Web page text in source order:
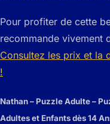
Pour profiter de cette
recommande vivement
Consultez les prix et la
!
Nathan – Puzzle Adulte –
Adultes et Enfants dès 14